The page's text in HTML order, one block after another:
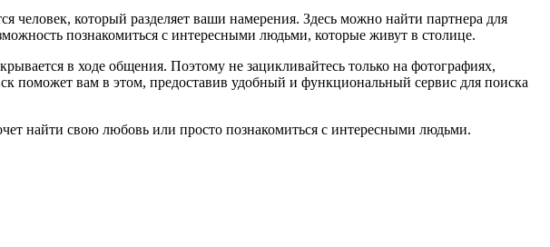
человек, который разделяет ваши намерения. Здесь можно найти партнера для
познакомиться с интересными людьми, которые живут в столице.
в ходе общения. Поэтому не зацикливайтесь только на фотографиях,
поможет вам в этом, предоставив удобный и функциональный сервис для поиска
найти свою любовь или просто познакомиться с интересными людьми.